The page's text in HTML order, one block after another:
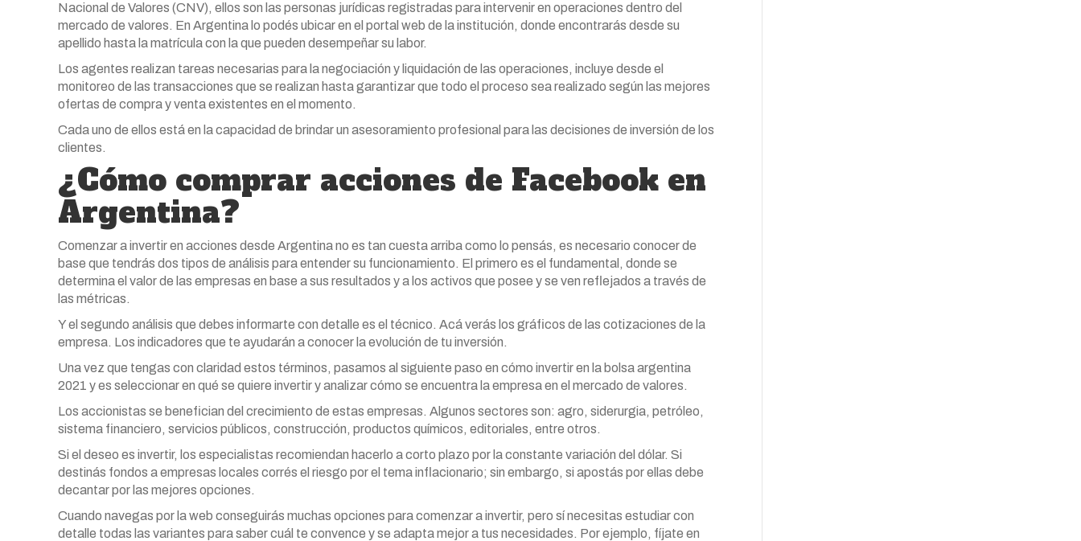
Nacional de Valores (CNV), ellos son las personas jurídicas registradas para intervenir en operaciones dentro del
mercado de valores. En Argentina lo podés ubicar en el portal web de la institución, donde encontrarás desde su
apellido hasta la matrícula con la que pueden desempeñar su labor.
Los agentes realizan tareas necesarias para la negociación y liquidación de las operaciones, incluye desde el
monitoreo de las transacciones que se realizan hasta garantizar que todo el proceso sea realizado según las mejores
ofertas de compra y venta existentes en el momento.
Cada uno de ellos está en la capacidad de brindar un asesoramiento profesional para las decisiones de inversión de los
clientes.
¿Cómo comprar acciones de Facebook en
Argentina?
Comenzar a invertir en acciones desde Argentina no es tan cuesta arriba como lo pensás, es necesario conocer de
base que tendrás dos tipos de análisis para entender su funcionamiento. El primero es el fundamental, donde se
determina el valor de las empresas en base a sus resultados y a los activos que posee y se ven reflejados a través de
las métricas.
Y el segundo análisis que debes informarte con detalle es el técnico. Acá verás los gráficos de las cotizaciones de la
empresa. Los indicadores que te ayudarán a conocer la evolución de tu inversión.
Una vez que tengas con claridad estos términos, pasamos al siguiente paso en cómo invertir en la bolsa argentina
2021 y es seleccionar en qué se quiere invertir y analizar cómo se encuentra la empresa en el mercado de valores.
Los accionistas se benefician del crecimiento de estas empresas. Algunos sectores son: agro, siderurgia, petróleo,
sistema financiero, servicios públicos, construcción, productos químicos, editoriales, entre otros.
Si el deseo es invertir, los especialistas recomiendan hacerlo a corto plazo por la constante variación del dólar. Si
destinás fondos a empresas locales corrés el riesgo por el tema inflacionario; sin embargo, si apostás por ellas debe
decantar por las mejores opciones.
Cuando navegas por la web conseguirás muchas opciones para comenzar a invertir, pero sí necesitas estudiar con
detalle todas las variantes para saber cuál te convence y se adapta mejor a tus necesidades. Por ejemplo, fíjate en